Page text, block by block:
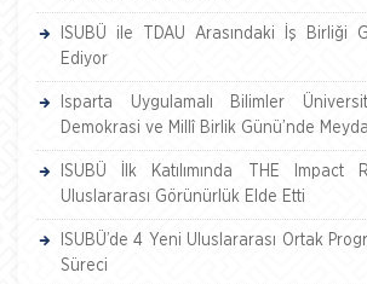
ISUBÜ ile TDAU Arasındaki İş Birliği
Ediyor
Isparta Uygulamalı Bilimler
Demokrasi ve Millî Birlik Günü’nde
ISUBÜ İlk Katılımında THE Impact
Uluslararası Görünürlük Elde Etti
ISUBÜ’de 4 Yeni Uluslararası Ortak
Süreci